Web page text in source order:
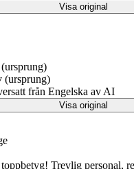
Visa original
(ursprung)
från Engelska av AI
Visa original
Trevlig personal,